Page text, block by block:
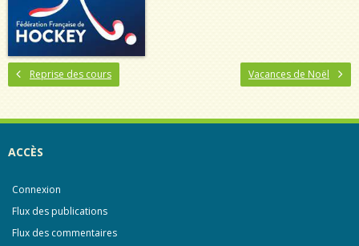
Reprise des cours Vacances de Noël
ACCÈS
Connexion
Flux des publications
Flux des commentaires